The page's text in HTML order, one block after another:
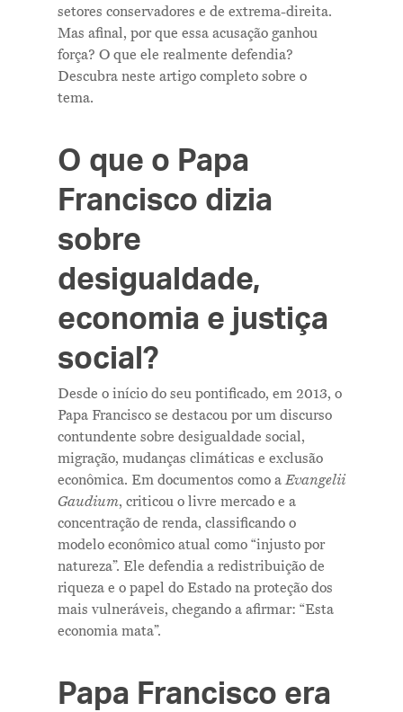
setores conservadores e de extrema-direita.
Mas afinal, por que essa acusação ganhou
força? O que ele realmente defendia?
Descubra neste artigo completo sobre o
tema.
O que o Papa
Francisco dizia
sobre
desigualdade,
economia e justiça
social?
Desde o início do seu pontificado, em 2013, o
Papa Francisco se destacou por um discurso
contundente sobre desigualdade social,
migração, mudanças climáticas e exclusão
econômica. Em documentos como aEvangelii
Gaudium, criticou o livre mercado e a
concentração de renda, classificando o
modelo econômico atual como “injusto por
natureza”. Ele defendia a redistribuição de
riqueza e o papel do Estado na proteção dos
mais vulneráveis, chegando a afirmar: “Esta
economia mata”.
Papa Francisco era